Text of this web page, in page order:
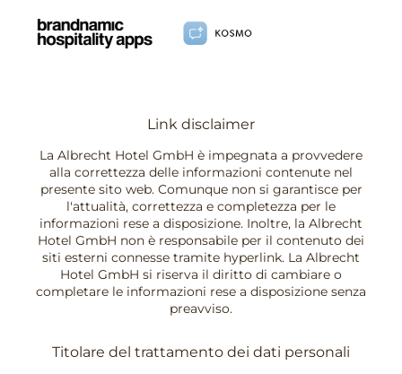
Link disclaimer
La Albrecht Hotel GmbH è impegnata a provvedere
alla correttezza delle informazioni contenute nel
presente sito web. Comunque non si garantisce per
l'attualità, correttezza e completezza per le
informazioni rese a disposizione. Inoltre, la Albrecht
Hotel GmbH non è responsabile per il contenuto dei
siti esterni connesse tramite hyperlink. La Albrecht
Hotel GmbH si riserva il diritto di cambiare o
completare le informazioni rese a disposizione senza
preavviso.
Titolare del trattamento dei dati personali